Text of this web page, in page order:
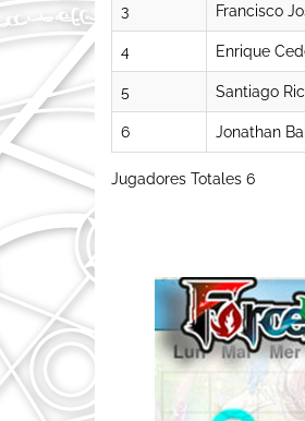
3 Francisco
4 Enrique
5 Santiago
6 Jonathan
Jugadores Totales 6